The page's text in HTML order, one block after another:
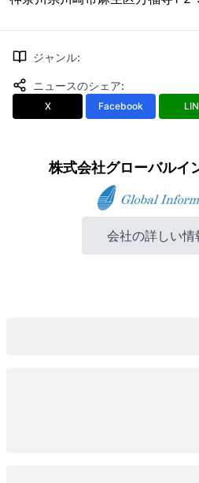
ジャンル:
ニュースのシェア:
X Facebook
株式会社グローバルイ
会社の詳しい情